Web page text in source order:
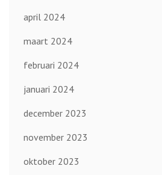
april 2024
maart 2024
februari 2024
januari 2024
december 2023
november 2023
oktober 2023